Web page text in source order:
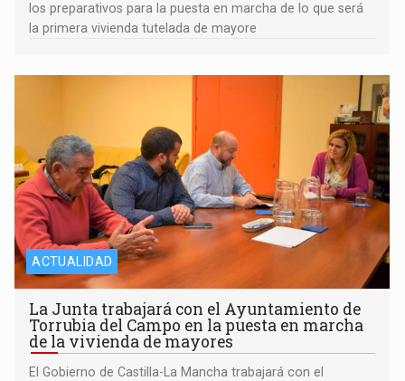
los preparativos para la puesta en marcha de lo que será
la primera vivienda tutelada de mayore
ACTUALIDAD
La Junta trabajará con el Ayuntamiento de
Torrubia del Campo en la puesta en marcha
de la vivienda de mayores
El Gobierno de Castilla-La Mancha trabajará con el